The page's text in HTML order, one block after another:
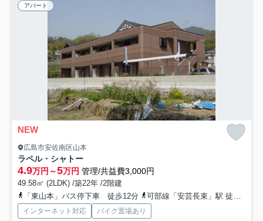
アパート
NEW
広島市安佐南区山本
ラペル・シャトー
4.9万円～5万円 管理/共益費3,000円
49.58㎡ (2LDK) /築22年 /2階建
「東山本」バス停下車 徒歩12分
可部線「安芸長束」駅 徒歩23分
インターネット対応 バイク置場あり